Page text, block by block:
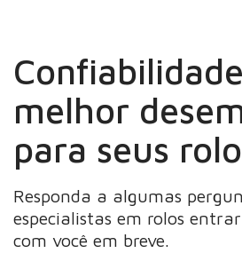
melhor
para seus
Responda a algumas
especialistas em rolos
com você em breve.